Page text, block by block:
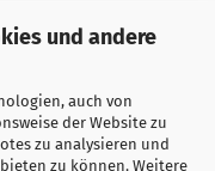
und andere
auch von
der Website zu
zu analysieren und
zu können. Weitere